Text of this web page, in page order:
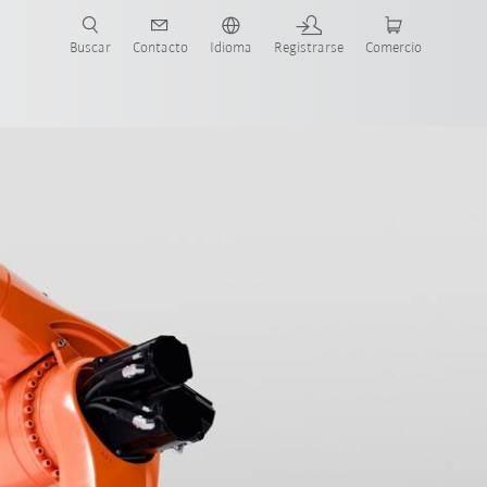
Buscar Contacto Idioma Registrarse Comercio